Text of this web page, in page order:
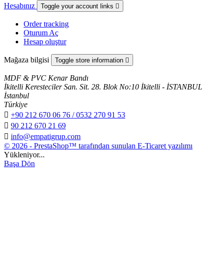
Hesabınız Toggle your account links 
Order tracking
Oturum Aç
Hesap oluştur
Mağaza bilgisi Toggle store information 
MDF & PVC Kenar Bandı
İkitelli Keresteciler San. Sit. 28. Blok No:10 İkitelli - İSTANBUL
İstanbul
Türkiye
 +90 212 670 06 76 / 0532 270 91 53
 90 212 670 21 69
 info@empatigrup.com
© 2026 - PrestaShop™ tarafından sunulan E-Ticaret yazılımı
Yükleniyor...
Başa Dön